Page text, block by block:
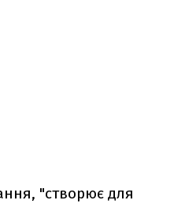
"створює для